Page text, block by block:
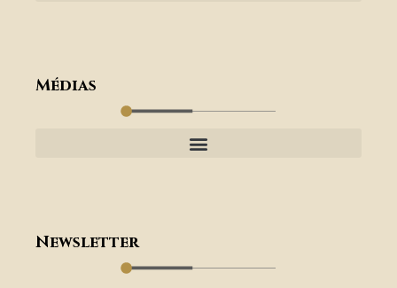
Médias
Newsletter